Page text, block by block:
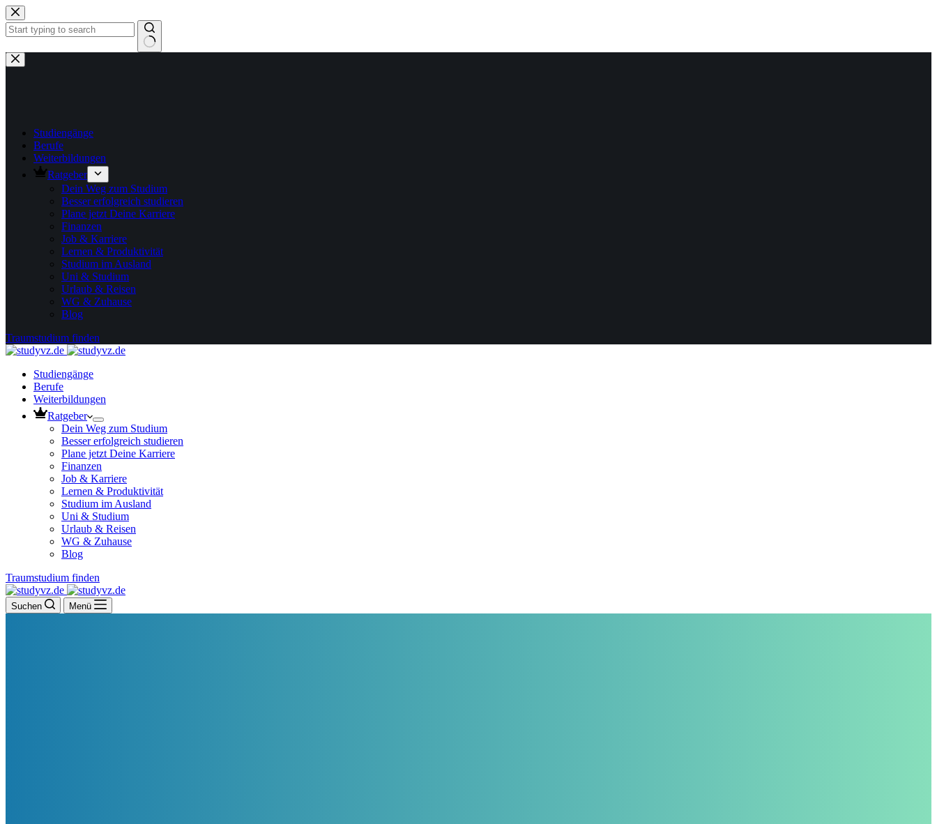
Zum
Inhalt
springen
Keine
Ergebnisse
Studiengänge
Berufe
Weiterbildungen
Ratgeber
Dein Weg zum Studium
Besser erfolgreich studieren
Plane jetzt Deine Karriere
Finanzen
Job & Karriere
Lernen & Produktivität
Studium im Ausland
Uni & Studium
Urlaub & Reisen
WG & Zuhause
Blog
Traumstudium finden
Studiengänge
Berufe
Weiterbildungen
Ratgeber
Dein Weg zum Studium
Besser erfolgreich studieren
Plane jetzt Deine Karriere
Finanzen
Job & Karriere
Lernen & Produktivität
Studium im Ausland
Uni & Studium
Urlaub & Reisen
WG & Zuhause
Blog
Traumstudium finden
Suchen Menü